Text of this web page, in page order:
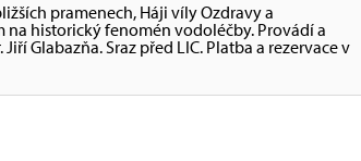
pramenech, Háji víly Ozdravy a
na historický fenomén vodoléčby. Provádí a
Glabazňa. Sraz před LIC. Platba a rezervace v